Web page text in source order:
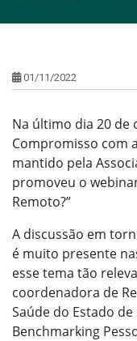
01/11/2022
Na último dia 20
Compromisso com
mantido pela
promoveu o
Remoto?”
A discussão em
é muito presente
esse tema tão
coordenadora de
Saúde do Estado
Benchmarking